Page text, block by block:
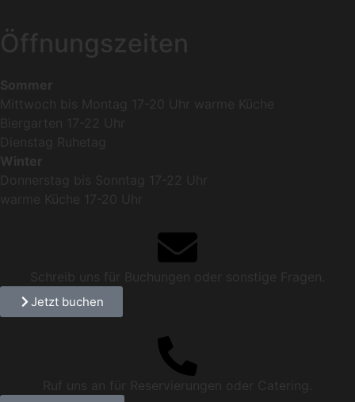
Öffnungszeiten
Sommer
Mittwoch bis Montag 17-20 Uhr warme Küche
Biergarten 17-22 Uhr
Dienstag Ruhetag
Winter
Donnerstag bis Sonntag 17-22 Uhr
warme Küche 17-20 Uhr
Schreib uns für Buchungen oder sonstige Fragen.
Jetzt buchen
Ruf uns an für Reservierungen oder Catering.